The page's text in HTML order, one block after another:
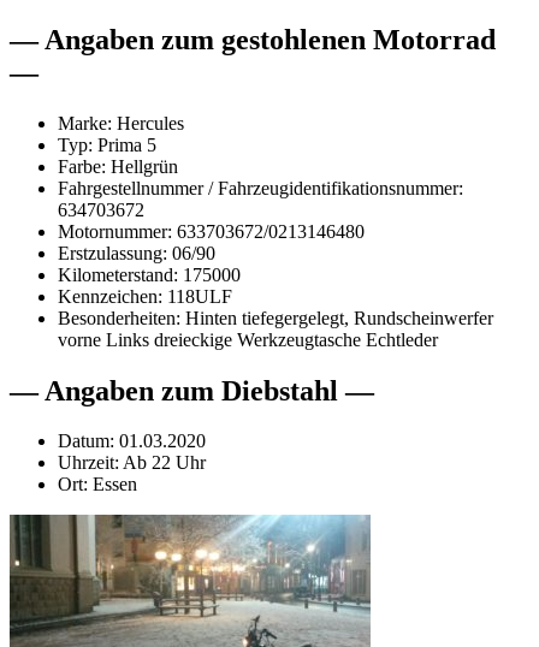
— Angaben zum gestohlenen Motorrad
—
Marke: Hercules
Typ: Prima 5
Farbe: Hellgrün
Fahrgestellnummer / Fahrzeugidentifikationsnummer:
634703672
Motornummer: 633703672/0213146480
Erstzulassung: 06/90
Kilometerstand: 175000
Kennzeichen: 118ULF
Besonderheiten: Hinten tiefegergelegt, Rundscheinwerfer
vorne Links dreieckige Werkzeugtasche Echtleder
— Angaben zum Diebstahl —
Datum: 01.03.2020
Uhrzeit: Ab 22 Uhr
Ort: Essen